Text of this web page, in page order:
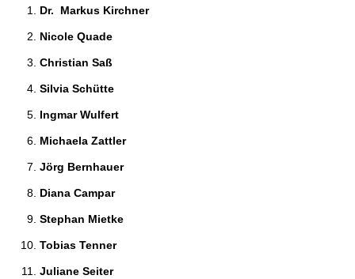
Dr.  Markus Kirchner
Nicole Quade
Christian Saß
Silvia Schütte
Ingmar Wulfert
Michaela Zattler
Jörg Bernhauer
Diana Campar
Stephan Mietke
Tobias Tenner
Juliane Seiter